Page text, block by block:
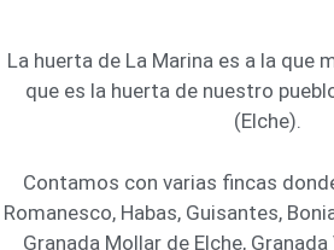
La huerta de La Marina es a la que
que es la huerta de nuestro
(Elche).
Contamos con varias fincas
Romanesco, Habas, Guisantes,
Granada Mollar de Elche,